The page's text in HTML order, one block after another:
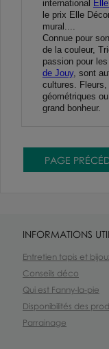
international
le prix Elle
mural....
Connue pour
de la couleur,
passion pour
de Jouy, sont
cultures.
géométriques
grand bonheur.
INFORMATIONS
Entretien tapis et
Conseils déco
Qui est Fanny-la-pie
Disponibilités des
Parrainage